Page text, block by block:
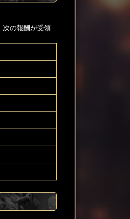
次の報酬が受領